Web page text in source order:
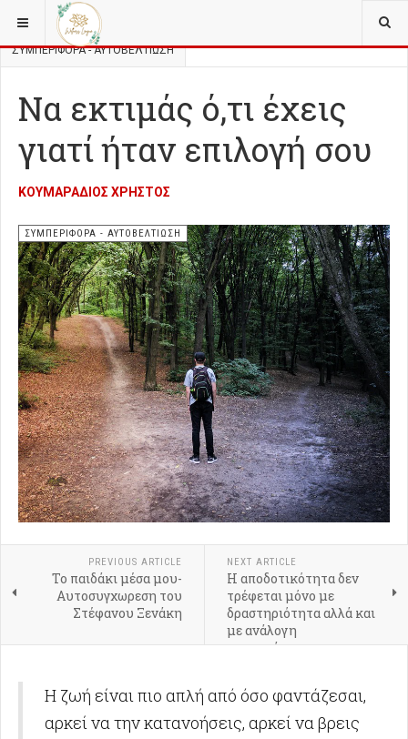
ΒΡΊΣΚΕΣΤΕ ΕΔΏ:
ΣΥΜΠΕΡΙΦΟΡΆ - ΑΥΤΟΒΕΛΤΊΩΣΗ
Να εκτιμάς ό,τι έχεις
γιατί ήταν επιλογή σου
ΚΟΥΜΑΡΑΔΙΌΣ ΧΡΉΣΤΟΣ
ΣΥΜΠΕΡΙΦΟΡΆ - ΑΥΤΟΒΕΛΤΊΩΣΗ
PREVIOUS ARTICLE
Το παιδάκι μέσα μου-
Αυτοσυγχωρεση του
Στέφανου Ξενάκη
NEXT ARTICLE
Η αποδοτικότητα δεν
τρέφεται μόνο με
δραστηριότητα αλλά και
με ανάλογη
αποκατάσταση.
Η ζωή είναι πιο απλή από όσο φαντάζεσαι,
αρκεί να την κατανοήσεις, αρκεί να βρεις